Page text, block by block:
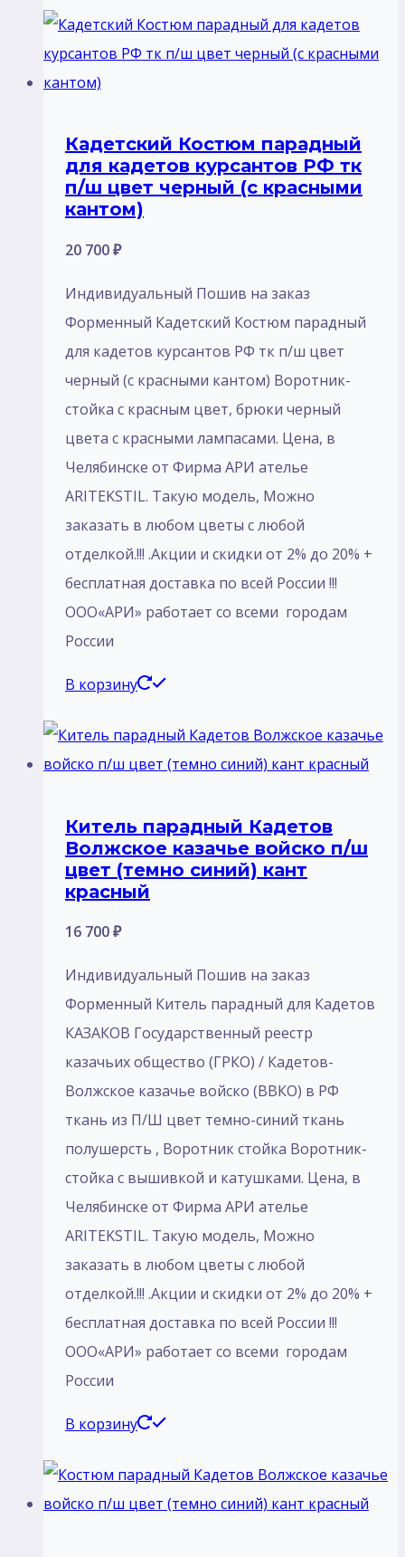
Кадетский Костюм парадный
для кадетов курсантов РФ тк
п/ш цвет черный (с красными
кантом)
20 700₽
Индивидуальный Пошив на заказ
Форменный Кадетский Костюм парадный
для кадетов курсантов РФ тк п/ш цвет
черный (с красными кантом) Воротник-
стойка с красным цвет, брюки черный
цвета с красными лампасами. Цена, в
Челябинске от Фирма АРИ ателье
ARITEKSTIL. Такую модель, Mожно
заказать в любом цветы с любой
отделкой.!!! .Акции и скидки от 2% до 20% +
бесплатная доставка по всей России !!!
ООО«АРИ» работает со всеми городам
России
В корзину
Китель парадный Кадетов
Волжское казачье войско п/ш
цвет (темно синий) кант
красный
16 700₽
Индивидуальный Пошив на заказ
Форменный Китель парадный для Кадетов
КАЗАКОВ Государственный реестр
казачьих общество (ГРКО) / Кадетов-
Волжское казачье войско (ВВКО) в РФ
ткань из П/Ш цвет темно-синий ткань
полушерсть , Воротник стойка Воротник-
стойка с вышивкой и катушками. Цена, в
Челябинске от Фирма АРИ ателье
ARITEKSTIL. Такую модель, Mожно
заказать в любом цветы с любой
отделкой.!!! .Акции и скидки от 2% до 20% +
бесплатная доставка по всей России !!!
ООО«АРИ» работает со всеми городам
России
В корзину